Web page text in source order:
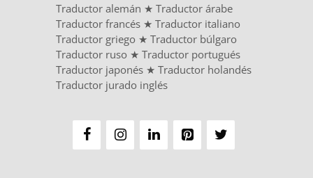
Traductor alemán ★ Traductor árabe
Traductor francés ★ Traductor italiano
Traductor griego ★ Traductor búlgaro
Traductor ruso ★ Traductor portugués
Traductor japonés ★ Traductor holandés
Traductor jurado inglés